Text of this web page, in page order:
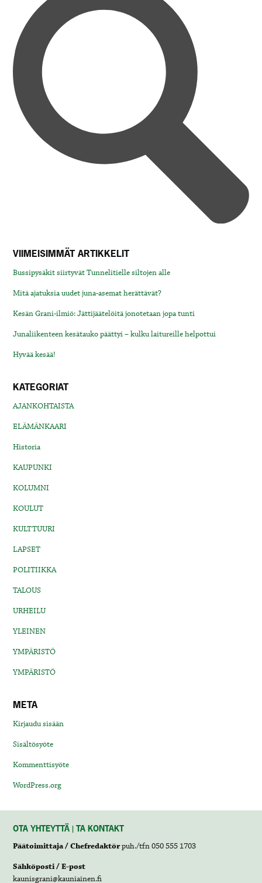
VIIMEISIMMÄT ARTIKKELIT
Bussipysäkit siirtyvät Tunnelitielle siltojen alle
Mitä ajatuksia uudet juna-asemat herättävät?
Kesän Grani-ilmiö: Jättijäätelöitä jonotetaan jopa tunti
Junaliikenteen kesätauko päättyi – kulku laitureille helpottui
Hyvää kesää!
KATEGORIAT
AJANKOHTAISTA
ELÄMÄNKAARI
Historia
KAUPUNKI
KOLUMNI
KOULUT
KULTTUURI
LAPSET
POLITIIKKA
TALOUS
URHEILU
YLEINEN
YMPÄRISTÖ
YMPÄRISTÖ
META
Kirjaudu sisään
Sisältösyöte
Kommenttisyöte
WordPress.org
OTA YHTEYTTÄ | TA KONTAKT
Päätoimittaja / Chefredaktörpuh./tfn 050 555 1703
Sähköposti / E-post
kaunisgrani@kauniainen.fi